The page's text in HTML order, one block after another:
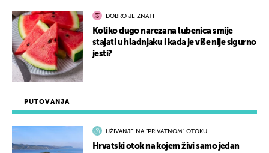
PUTOVANJA
UŽIVANJE NA "PRIVATNOM" OTOKU
Hrvatski otok na kojem živi samo jedan
DOBRO JE ZNATI
Koliko dugo narezana lubenica smije
stajati u hladnjaku i kada je više nije sigurno
jesti?